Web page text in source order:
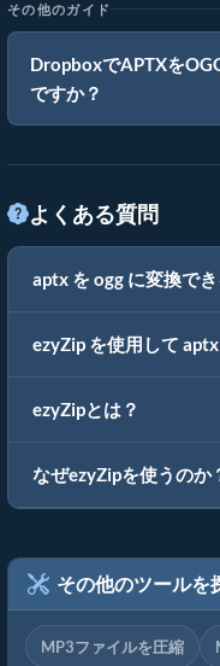
その他のガイド
DropboxでAPTXを
ですか？
よくある質問
aptx を ogg に変換で
ezyZip を使用して
ezyZipとは？
なぜezyZipを使うのか
その他のツールを
MP3ファイルを圧縮